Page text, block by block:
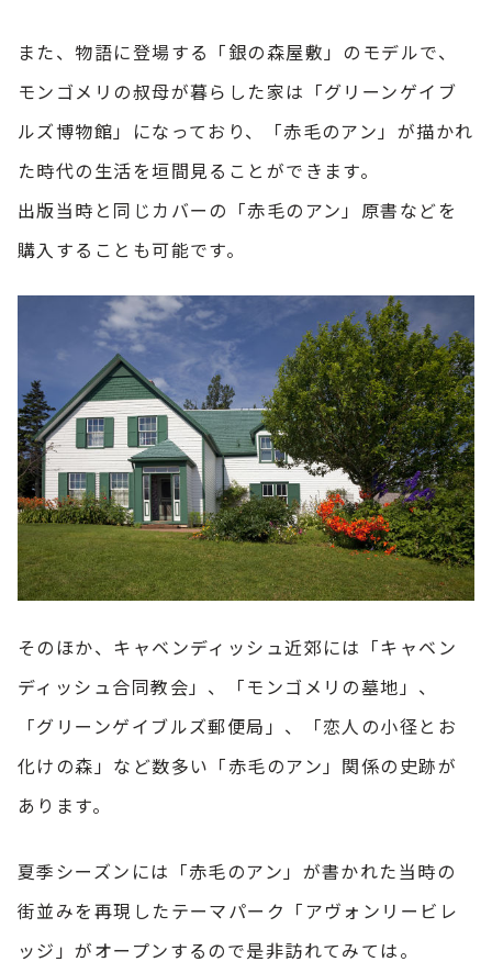
また、物語に登場する「銀の森屋敷」のモデルで、
モンゴメリの叔母が暮らした家は「グリーンゲイブ
ルズ博物館」になっており、「赤毛のアン」が描かれ
た時代の生活を垣間見ることができます。
出版当時と同じカバーの「赤毛のアン」原書などを
購入することも可能です。
そのほか、キャベンディッシュ近郊には「キャベン
ディッシュ合同教会」、「モンゴメリの墓地」、
「グリーンゲイブルズ郵便局」、「恋人の小径とお
化けの森」など数多い「赤毛のアン」関係の史跡が
あります。
夏季シーズンには「赤毛のアン」が書かれた当時の
街並みを再現したテーマパーク「アヴォンリービレ
ッジ」がオープンするので是非訪れてみては。